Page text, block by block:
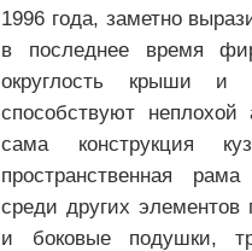
1996 года, заметно
в последнее время
округлость крыши и
способствуют
сама конструкция
пространственная
среди других элементов
и боковые подушки,